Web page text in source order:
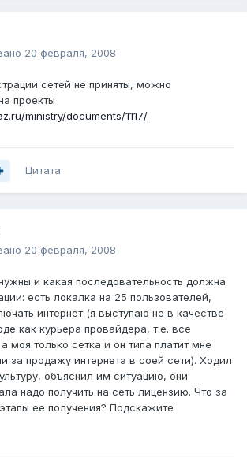
20 февраля, 2008
сетей не приняты, можно
проекты
ministry/documents/1117/
Цитата
20 февраля, 2008
и какая последовательность должна
есть локалка на 25 пользователей,
интернет (я выступаю не в качестве
как курьера провайдера, т.е. все
моя только сетка и он типа платит мне
за продажу интернета в соей сети). Ходил
объяснил им ситуацию, они
надо получить на сеть лицензию. Что за
ее получения? Подскажите